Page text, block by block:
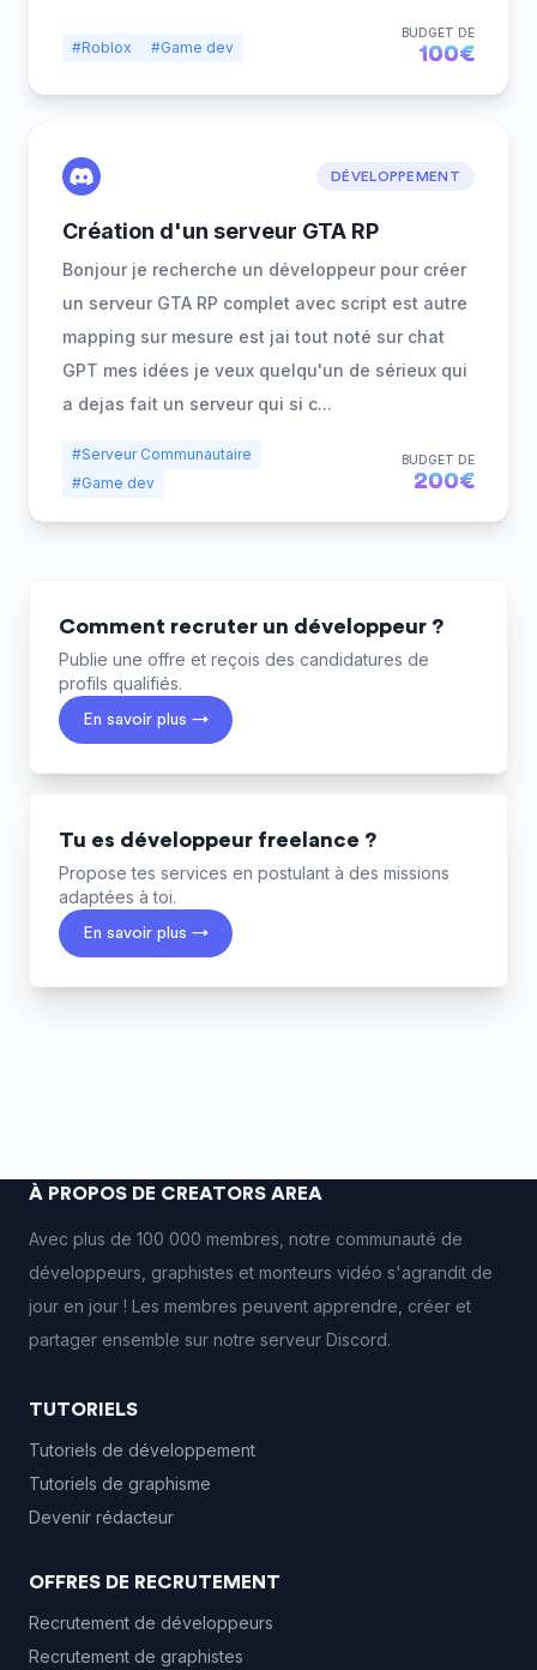
#Roblox #Game dev
BUDGET DE
100€
DÉVELOPPEMENT
Création d'un serveur GTA RP
Bonjour je recherche un développeur pour créer
un serveur GTA RP complet avec script est autre
mapping sur mesure est jai tout noté sur chat
GPT mes idées je veux quelqu'un de sérieux qui
a dejas fait un serveur qui si c...
#Serveur Communautaire
#Game dev
BUDGET DE
200€
Comment recruter un développeur ?
Publie une offre et reçois des candidatures de
profils qualifiés.
En savoir plus →
Tu es développeur freelance ?
Propose tes services en postulant à des missions
adaptées à toi.
En savoir plus →
À PROPOS DE CREATORS AREA
Avec plus de 100 000 membres, notre communauté de
développeurs, graphistes et monteurs vidéo s'agrandit de
jour en jour ! Les membres peuvent apprendre, créer et
partager ensemble sur notre serveur Discord.
TUTORIELS
Tutoriels de développement
Tutoriels de graphisme
Devenir rédacteur
OFFRES DE RECRUTEMENT
Recrutement de développeurs
Recrutement de graphistes